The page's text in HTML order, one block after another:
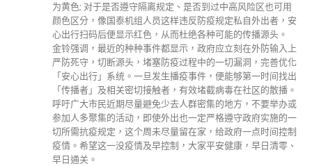
为黄色; 对于是否遵守隔离规定、是否到过中高风险区也可用
颜色区分，像国泰机组人员这样违反防疫规定私自外出者，安
心出行扫码后便显示红色，从而杜绝各种可能的传播源头。
金铃强调，最近的种种事件都显示，政府应立刻在外防输入上
严防死守，切断源头，堵塞防疫过程中的一切漏洞，完善优化
「安心出行」系统。一旦发生播疫事件，便能够第一时间找出
「传播者」及相关密切接触者，有效堵截病毒在社区的散播。
呼吁广大市民近期尽量避免少去人群密集的地方，不要举办或
参加人多聚集的活动，即使外出也一定严格遵守政府实施的一
切所需抗疫规定，这个周未尽量留在家，给政府一点时间控制
疫情。希望这一没疫情及早控制，大家平安健康，早日清零、
早日通关。